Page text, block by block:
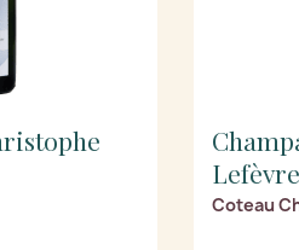
Lefèvre
Coteau